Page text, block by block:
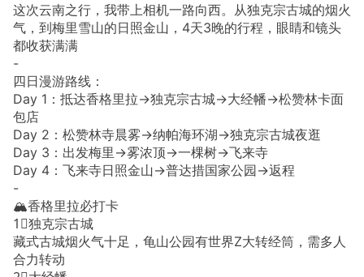
这次云南之行，我带上相机一路向西。从独克宗古城的烟火
气，到梅里雪山的日照金山，4天3晚的行程，眼睛和镜头
都收获满满
-
四日漫游路线：
Day 1：抵达香格里拉→独克宗古城→大经幡→松赞林卡面
包店
Day 2：松赞林寺晨雾→纳帕海环湖→独克宗古城夜逛
Day 3：出发梅里→雾浓顶→一棵树→飞来寺
Day 4：飞来寺日照金山→普达措国家公园→返程
-
🏔️香格里拉必打卡
1⃣️独克宗古城
藏式古城烟火气十足，龟山公园有世界Z大转经筒，需多人
合力转动